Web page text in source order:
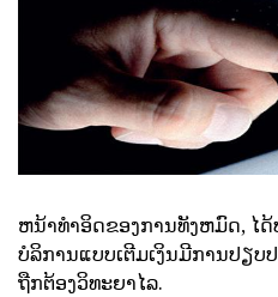
ຫນ້າທໍາອິດຂອງການທັງຫມົດ, ໄ
ບໍລິການແບບເຕີມເງິນມີການປຽບ
ຖືກຕ້ອງວິທະຍາໄລ.